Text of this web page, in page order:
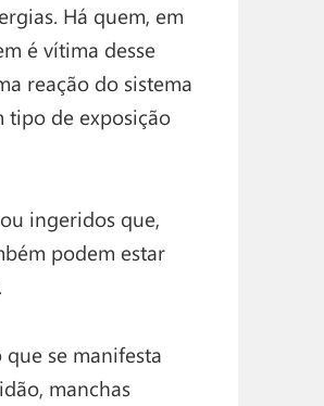
Há quem, em
é vítima desse
reação do sistema
tipo de exposição
ingeridos que,
podem estar
se manifesta
manchas